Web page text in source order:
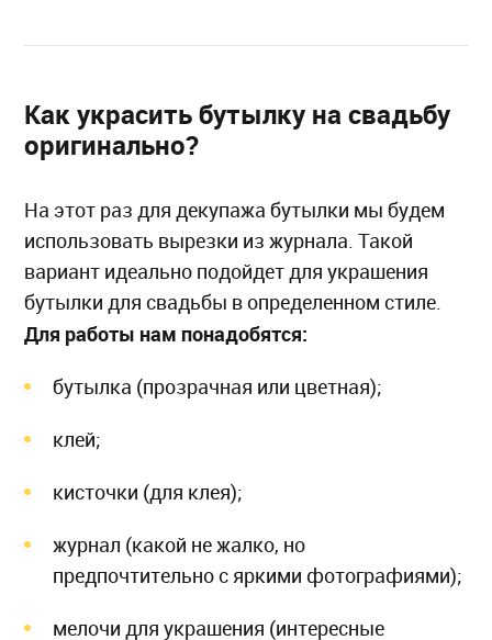
Как украсить бутылку на свадьбу
оригинально?
На этот раз для декупажа бутылки мы будем
использовать вырезки из журнала. Такой
вариант идеально подойдет для украшения
бутылки для свадьбы в определенном стиле.
Для работы нам понадобятся:
бутылка (прозрачная или цветная);
клей;
кисточки (для клея);
журнал (какой не жалко, но
предпочтительно с яркими фотографиями);
мелочи для украшения (интересные